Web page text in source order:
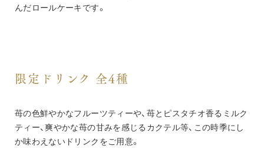
んだロールケーキです。
限定ドリンク 全4種
苺の色鮮やかなフルーツティーや、苺とピスタチオ香るミルク
ティー、爽やかな苺の甘みを感じるカクテル等、この時季にし
か味わえないドリンクをご用意。